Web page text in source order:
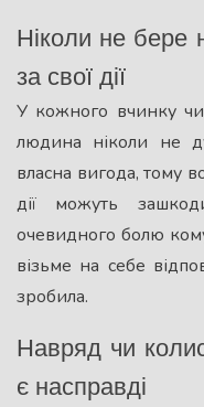
Ніколи не бере
за свої дії
У кожного вчинку чи
людина ніколи не
власна вигода, тому
дії можуть
очевидного болю
візьме на себе
зробила.
Навряд чи
є насправді